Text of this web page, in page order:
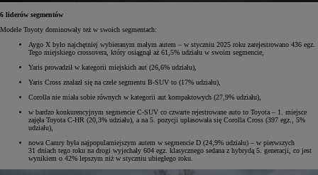
6 liderów segmentów
Modele Toyoty dominowały też w swoich segmentach:
Aygo X było najchętniej wybieranym małym autem – w styczniu 2025 roku zarejestrowano 436 egz.
Tego miejskiego crossovera, który osiągnął aż 61,5% udziału w swoim segmencie,
Yaris prowadził w kategorii miejskich aut (26,6% udziału),
Yaris Cross znalazł się na czele segmentu B-SUV to (17% udziału),
Corolla nie miała sobie równych w kategorii aut kompaktowych (27,9% udziału),
w bardzo konkurencyjnym segmencie C-SUV co czwarte rejestrowane auto to Toyota – 1. miejsce
zajęła Toyota C-HR (20,3% udziału), a na 5. pozycji uplasowała się Corolla Cross (397 egz., 5%
udziału),
nowa Camry była najpopularniejszym autem w segmencie D (24,9% udziału) – w pierwszych
31 dniach tego roku na drogi wyjechały 604 egz. klasycznego sedana z hybrydą 5. generacji, co jest
wynikiem o 42% lepszym niż w styczniu ubiegłego roku.